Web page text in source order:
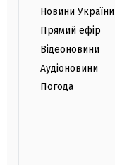
Новини України
Прямий ефір
Відеоновини
Аудіоновини
Погода